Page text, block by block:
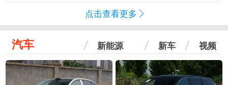
点击查看更多
汽车 新能源 新车 视频